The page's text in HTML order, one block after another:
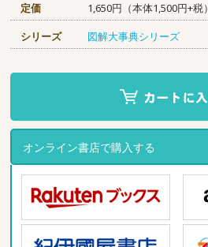
定価
1,650円（本体1,500円+税）
シリーズ
図解大事典シリーズ
オンライン書店で購入する